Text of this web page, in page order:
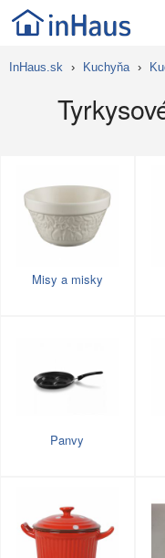
InHaus.sk › Kuchyňa ›
Misy a misky
Panvy